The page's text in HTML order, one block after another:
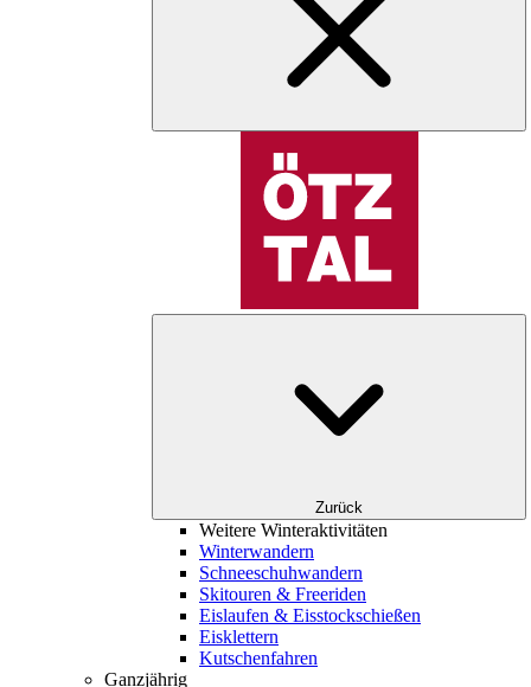
Zurück
Weitere Winteraktivitäten
Winterwandern
Schneeschuhwandern
Skitouren & Freeriden
Eislaufen & Eisstockschießen
Eisklettern
Kutschenfahren
Ganzjährig